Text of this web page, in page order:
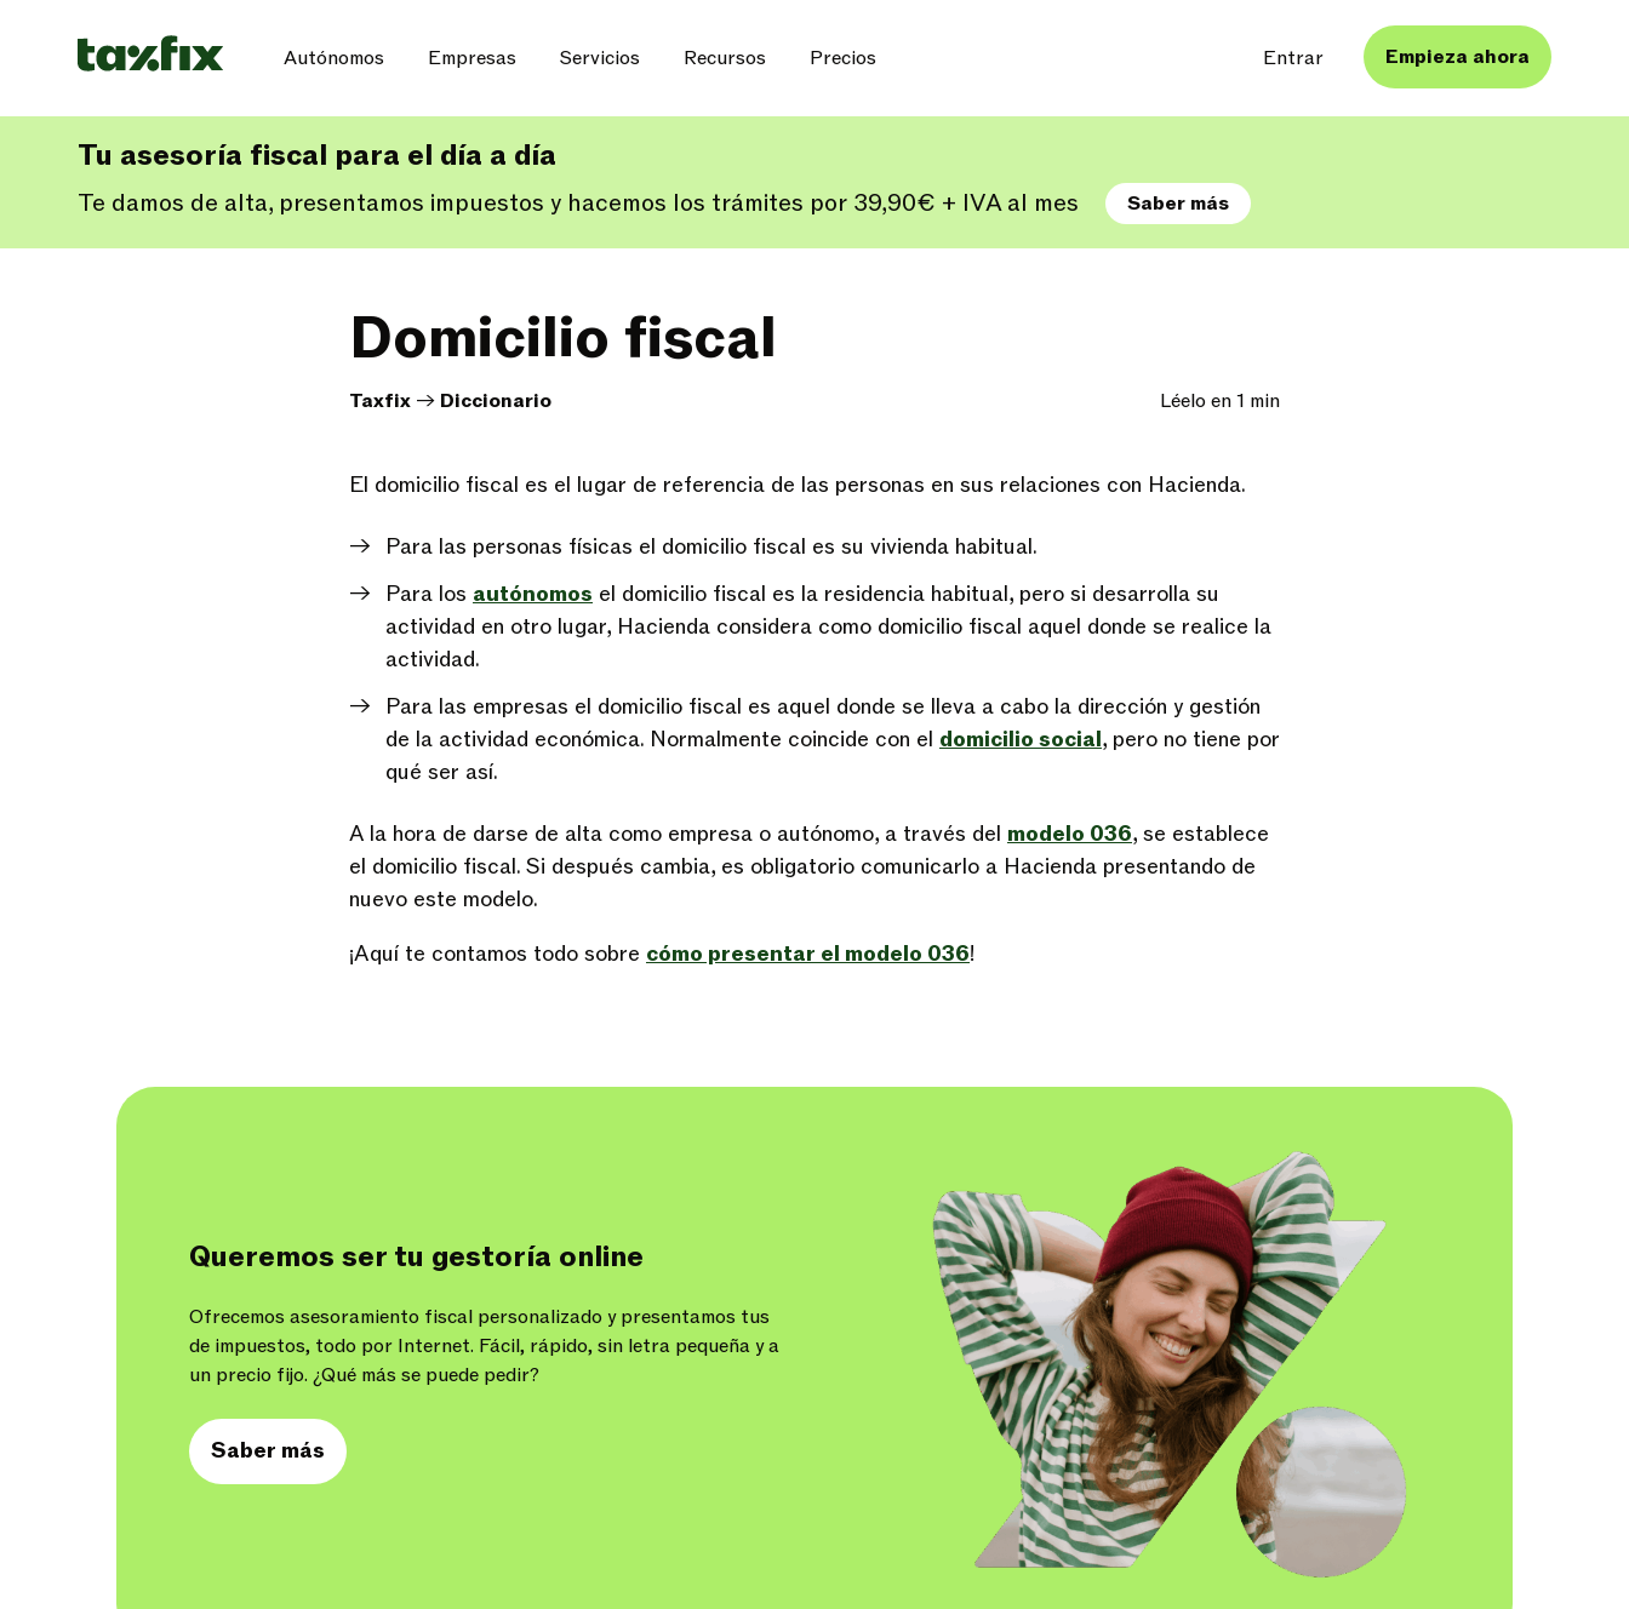
Autónomos Empresas Servicios Recursos Precios Entrar Empieza ahora
Tu asesoría fiscal para el día a día
Te damos de alta, presentamos impuestos y hacemos los trámites por 39,90€ + IVA al mes Saber más
Domicilio fiscal
Taxfix -> Diccionario Léelo en 1 min
El domicilio fiscal es el lugar de referencia de las personas en sus relaciones con Hacienda.
Para las personas físicas el domicilio fiscal es su vivienda habitual.
Para los autónomos el domicilio fiscal es la residencia habitual, pero si desarrolla su
actividad en otro lugar, Hacienda considera como domicilio fiscal aquel donde se realice la
actividad.
Para las empresas el domicilio fiscal es aquel donde se lleva a cabo la dirección y gestión
de la actividad económica. Normalmente coincide con el domicilio social, pero no tiene por
qué ser así.
A la hora de darse de alta como empresa o autónomo, a través del modelo 036, se establece
el domicilio fiscal. Si después cambia, es obligatorio comunicarlo a Hacienda presentando de
nuevo este modelo.
¡Aquí te contamos todo sobre cómo presentar el modelo 036!
Queremos ser tu gestoría online
Ofrecemos asesoramiento fiscal personalizado y presentamos tus
de impuestos, todo por Internet. Fácil, rápido, sin letra pequeña y a
un precio fijo. ¿Qué más se puede pedir?
Saber más